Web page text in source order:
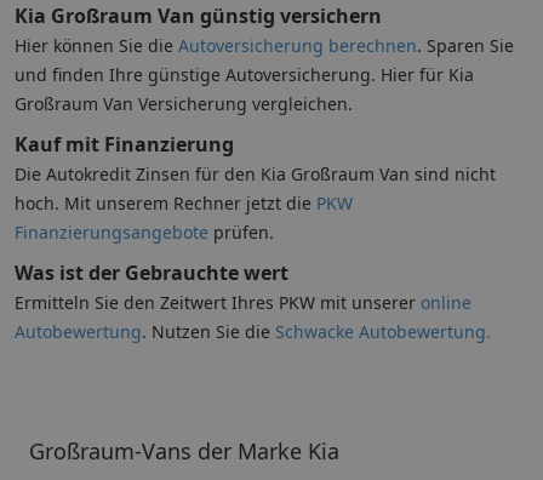
Großraum-Vans der Marke Kia
Kia Großraum Van günstig versichern
Hier können Sie die Autoversicherung berechnen. Sparen Sie
und finden Ihre günstige Autoversicherung. Hier für Kia
Großraum Van Versicherung vergleichen.
Kauf mit Finanzierung
Die Autokredit Zinsen für den Kia Großraum Van sind nicht
hoch. Mit unserem Rechner jetzt die PKW
Finanzierungsangebote prüfen.
Was ist der Gebrauchte wert
Ermitteln Sie den Zeitwert Ihres PKW mit unserer online
Autobewertung. Nutzen Sie die Schwacke Autobewertung.